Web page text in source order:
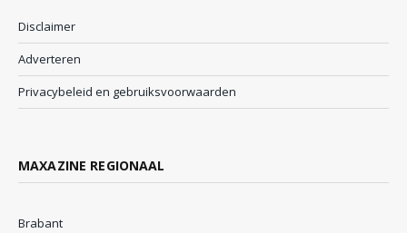
Disclaimer
Adverteren
Privacybeleid en gebruiksvoorwaarden
MAXAZINE REGIONAAL
Brabant